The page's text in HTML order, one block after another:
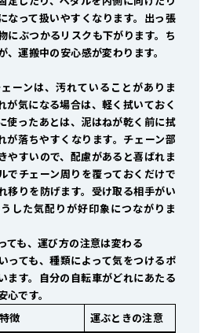
なって扱いやすくなります。出っ張
にぶつかるリスクも下がります。ち
、運搬中の安心感が変わります。
ーンは、汚れていることがありま
が気になる場合は、軽く拭いておく
使ったあとは、泥はねが乾く前に拭
が落ちやすくなります。チェーン部
やすいので、配慮があると喜ばれま
でチェーン周りを覆っておくだけで
移りを防げます。受け取る相手がい
した気配りが好印象につながりま
ても、運び方の注意は変わる
っても、種類によって気をつけるポ
ます。自分の自転車がどれにあたる
です。
特徴
運ぶときの注意